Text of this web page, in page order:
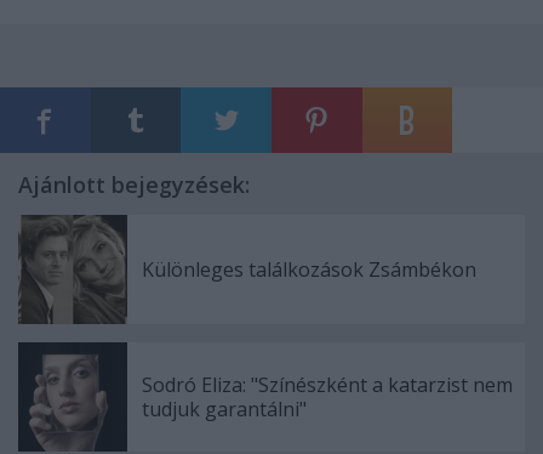
Ajánlott bejegyzések:
Különleges találkozások Zsámbékon
Sodró Eliza: "Színészként a katarzist nem
tudjuk garantálni"